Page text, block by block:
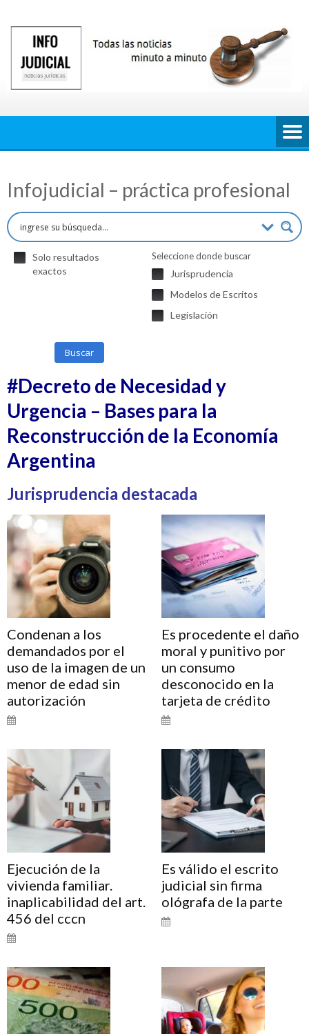
contenido
Infojudicial – práctica profesional
Solo resultados
exactos
Seleccione donde buscar
Jurisprudencia
Modelos de Escritos
Legislación
Buscar
#Decreto de Necesidad y
Urgencia – Bases para la
Reconstrucción de la Economía
Argentina
Jurisprudencia destacada
Condenan a los
demandados por el
uso de la imagen de un
menor de edad sin
autorización
Es procedente el daño
moral y punitivo por
un consumo
desconocido en la
tarjeta de crédito
Ejecución de la
vivienda familiar.
inaplicabilidad del art.
456 del cccn
Es válido el escrito
judicial sin firma
ológrafa de la parte